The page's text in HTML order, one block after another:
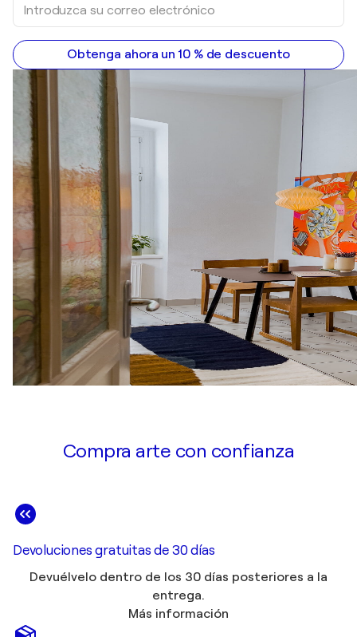
Obtenga ahora un 10 % de descuento
Compra arte con confianza
Devoluciones gratuitas de 30 días
Devuélvelo dentro de los 30 días posteriores a la
entrega.
Más información